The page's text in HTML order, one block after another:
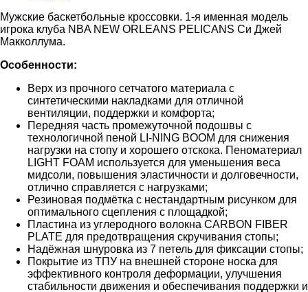
Мужские баскетбольные кроссовки. 1-я именная модель
игрока клуба NBA NEW ORLEANS PELICANS Си Джей
Макколлума.
Особенности:
Верх из прочного сетчатого материала с
синтетическими накладками для отличной
вентиляции, поддержки и комфорта;
Передняя часть промежуточной подошвы с
технологичной пеной LI-NING BOOM для снижения
нагрузки на стопу и хорошего отскока. Пеноматериал
LIGHT FOAM используется для уменьшения веса
мидсоли, повышения эластичности и долговечности,
отлично справляется с нагрузками;
Резиновая подмётка с нестандартным рисунком для
оптимального сцепления с площадкой;
Пластина из углеродного волокна CARBON FIBER
PLATE для предотвращения скручивания стопы;
Надёжная шнуровка из 7 петель для фиксации стопы;
Покрытие из ТПУ на внешней стороне носка для
эффективного контроля деформации, улучшения
стабильности движения и обеспечивания поддержки и